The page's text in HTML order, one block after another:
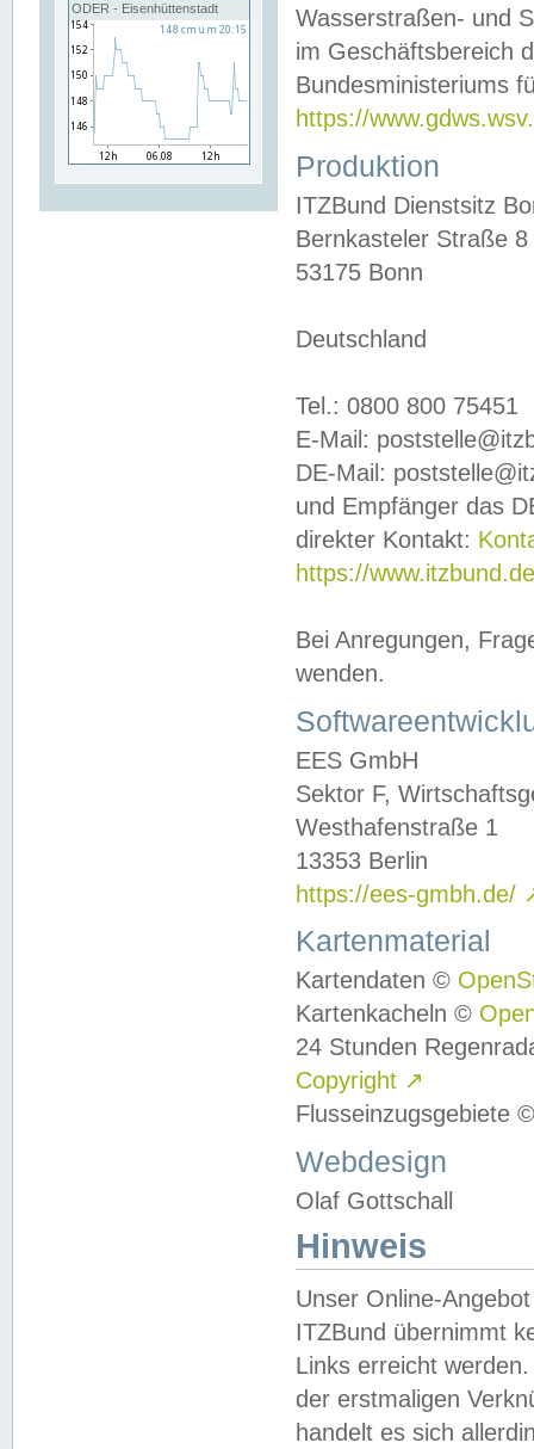
ODER - Eisenhüttenstadt
Wasserstraßen- und
im Geschäftsbereich
Bundesministeriums
https://
Produktion
ITZBund Dienstsitz
Bernkasteler Straße 8
53175 Bonn
Deutschland
Tel.: 0800 800 75451
E-Mail:
DE-Mail:
und Empfänger das
direkter Kontakt:
https://
Bei Anregungen,
wenden.
EES GmbH
Sektor F,
Westhafenstraße 1
13353 Berlin
https://ees-gmbh.de/
Kartenmaterial
Kartendaten ©
Kartenkacheln ©
24 Stunden
Copyright ↗
Flusseinzugsgebiete
Webdesign
Olaf Gottschall
Hinweis
Unser Online-
ITZBund übernimmt
Links erreicht
der erstmaligen
handelt es sich